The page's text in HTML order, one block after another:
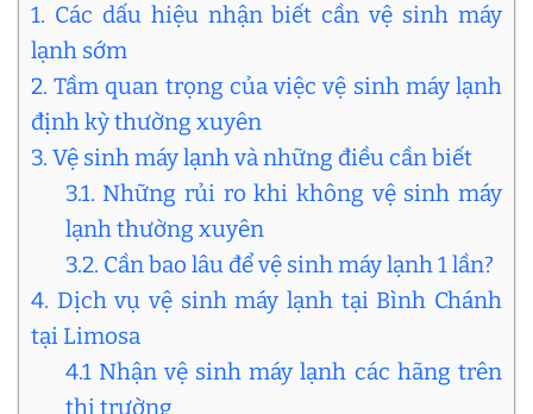
1. Các dấu hiệu nhận biết cần vệ sinh máy
lạnh sớm
2. Tầm quan trọng của việc vệ sinh máy lạnh
định kỳ thường xuyên
3. Vệ sinh máy lạnh và những điều cần biết
3.1. Những rủi ro khi không vệ sinh máy
lạnh thường xuyên
3.2. Cần bao lâu để vệ sinh máy lạnh 1 lần?
4. Dịch vụ vệ sinh máy lạnh tại Bình Chánh
tại Limosa
4.1 Nhận vệ sinh máy lạnh các hãng trên
thị trường